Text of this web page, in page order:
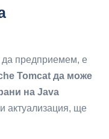
да предприемем, е
Tomcat да може
на Java
актуализация, ще